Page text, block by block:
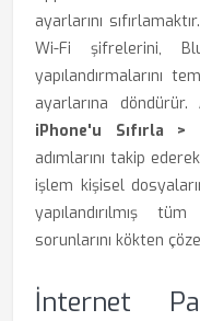
ayarlarını
Wi-Fi şifrelerini,
yapılandırmalarını
ayarlarına döndürür.
iPhone'u Sıfırla >
adımlarını takip
işlem kişisel
yapılandırılmış
sorunlarını kökten
İnternet